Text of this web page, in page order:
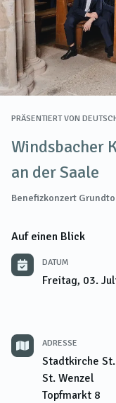
PRÄSENTIERT VON
Windsbacher
an der Saale
Benefizkonzert
Auf einen Blick
DATUM
Freitag, 03.
ADRESSE
Stadtkirche
St. Wenzel
Topfmarkt 8